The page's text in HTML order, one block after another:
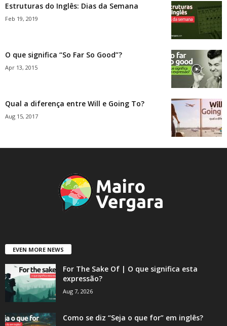
Estruturas do Inglês: Dias da Semana
Feb 19, 2019
O que significa “So Far So Good”?
Apr 13, 2015
Qual a diferença entre Will e Going To?
Aug 15, 2017
EVEN MORE NEWS
For The Sake Of | O que significa esta
expressão?
Aug 7, 2026
Como se diz “Seja o que for” em inglês?